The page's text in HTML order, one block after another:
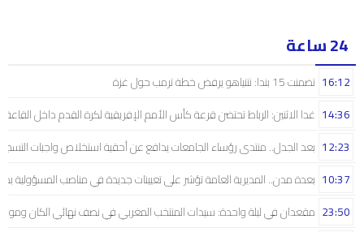
24 ساعة
تضمنت 15 بندا: نتنياهو يرفض خطة ترمب حول غزة 16:12
غدا الاثنين: الرباط تحتضن قرعة كأس الأمم الإفريقية لكرة القدم داخل القاعة 14:36
بعد الجدل.. منتدى رؤساء الجامعات يدافع عن أحقية استخلاص واجبات التسجيل 12:23
بعدة مدن.. المديرية العامة تؤشر على تعيينات جديدة في مناصب المسؤولية 10:37
مقعدان في ليلة واحدة: سيدات المنتخب المغربي في نصف نهائي الكان 23:50